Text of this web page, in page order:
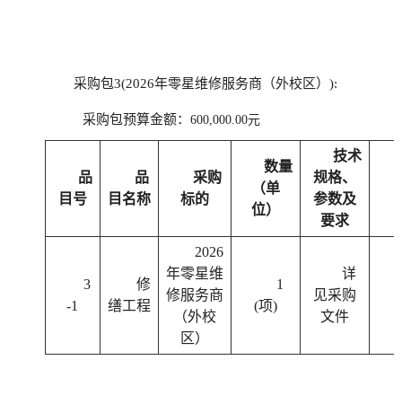
采购包3(2026年零星维修服务商（外校区）):
采购包预算金额： 600,000.00元
品
目号
品
目名称
采购
标的
数量
（单
位）
技术
规格、
参数及
要求
3
-1
修
缮工程
2026
年零星维
修服务商
（外校
区）
1
(项)
详
见采购
文件